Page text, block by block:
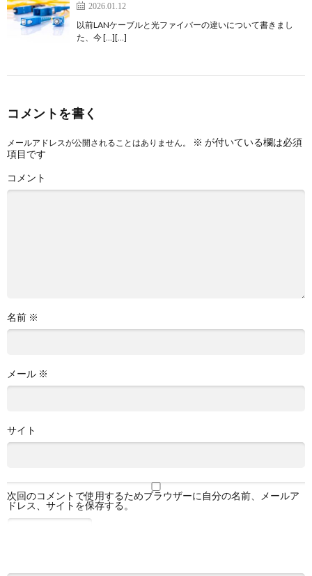
2026.01.12
以前LANケーブルと光ファイバーの違いについて書きまし
た、今 […][…]
コメントを書く
メールアドレスが公開されることはありません。 ※ が付いている欄は必須
項目です
コメント
名前 ※
メール ※
サイト
次回のコメントで使用するためブラウザーに自分の名前、メールア
ドレス、サイトを保存する。